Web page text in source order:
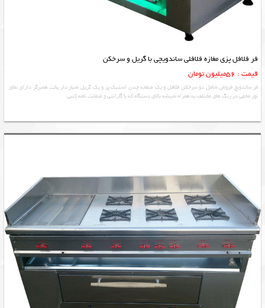
فر فلافل پزی مغازه فلافلی ساندویچی با گریل و سرخکن
قیمت : 56میلیون تومان
فر ساندویچ فروش شامل دو سرخکن فلافل و یک صفحه چدن استیک پز و یک گریل شیار دار پخت همبرگر دارای نمای
نور مخفی در رنگ های مختلف به همراه شیشه بالای دستگاه که با گارانتی و ضمانت نامه کتبی